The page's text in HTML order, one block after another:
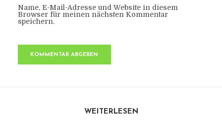
Name, E-Mail-Adresse und Website in diesem
Browser für meinen nächsten Kommentar
speichern.
WEITERLESEN